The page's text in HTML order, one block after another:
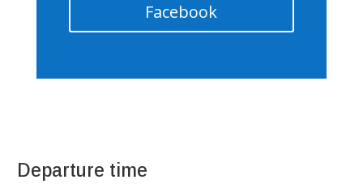
Facebook
Departure time